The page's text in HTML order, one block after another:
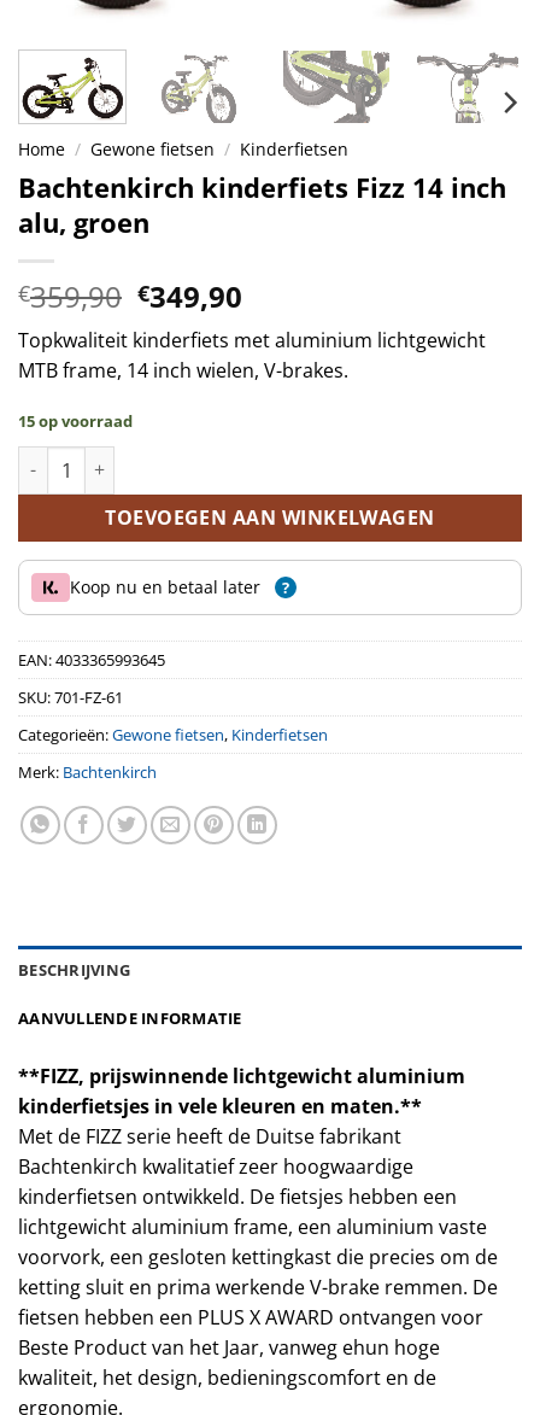
Home / Gewone fietsen / Kinderfietsen
Bachtenkirch kinderfiets Fizz 14 inch
alu, groen
€359,90 Oorspronkelijke
prijs
was:
€359,90.
€349,90
prijs
is:
€349,90.
Topkwaliteit kinderfiets met aluminium lichtgewicht
MTB frame, 14 inch wielen, V-brakes.
15 op voorraad
Bachtenkirch kinderfiets Fizz 14 inch alu, groen aantal
TOEVOEGEN AAN WINKELWAGEN
Koop nu en betaal later ?
EAN:4033365993645
SKU:701-FZ-61
Categorieën:Gewone fietsen, Kinderfietsen
Merk: Bachtenkirch
BESCHRIJVING
AANVULLENDE INFORMATIE
**FIZZ, prijswinnende lichtgewicht aluminium
kinderfietsjes in vele kleuren en maten.**
Met de FIZZ serie heeft de Duitse fabrikant
Bachtenkirch kwalitatief zeer hoogwaardige
kinderfietsen ontwikkeld. De fietsjes hebben een
lichtgewicht aluminium frame, een aluminium vaste
voorvork, een gesloten kettingkast die precies om de
ketting sluit en prima werkende V-brake remmen. De
fietsen hebben een PLUS X AWARD ontvangen voor
Beste Product van het Jaar, vanweg ehun hoge
kwaliteit, het design, bedieningscomfort en de
ergonomie.